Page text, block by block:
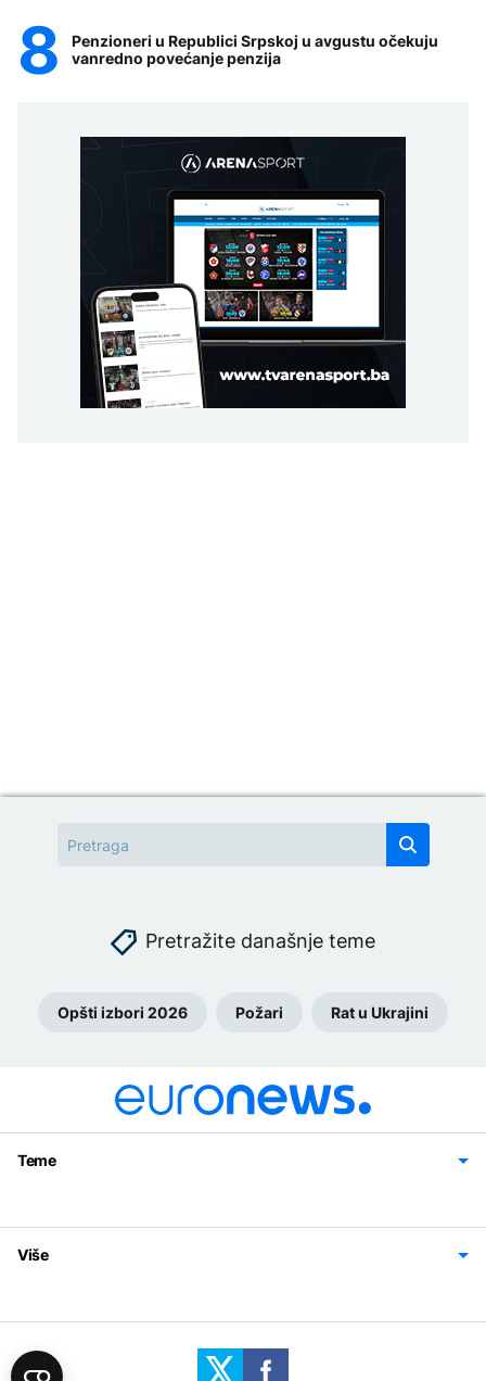
Penzioneri u Republici Srpskoj u avgustu očekuju
vanredno povećanje penzija
Pretražite današnje teme
Opšti izbori 2026 Požari Rat u Ukrajini
Teme
Svijet
Sport
Magazin
Više
Politika privatnosti
Uslovi korišćenja